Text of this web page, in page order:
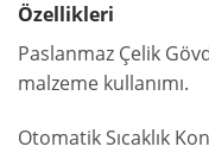
Özellikleri
Paslanmaz Çelik
malzeme kullanımı.
Otomatik Sıcaklık